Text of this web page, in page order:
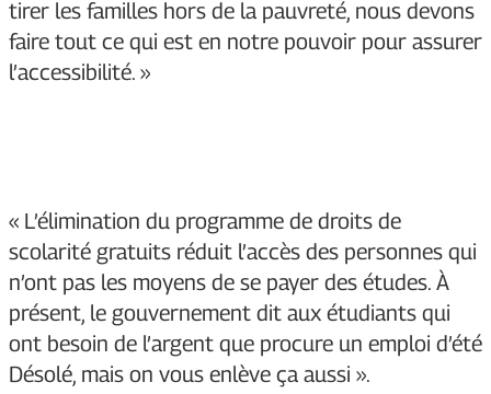
tirer les familles hors de la pauvreté, nous devons
faire tout ce qui est en notre pouvoir pour assurer
l’accessibilité. »
« L’élimination du programme de droits de
scolarité gratuits réduit l’accès des personnes qui
n’ont pas les moyens de se payer des études. À
présent, le gouvernement dit aux étudiants qui
ont besoin de l’argent que procure un emploi d’été
Désolé, mais on vous enlève ça aussi ».